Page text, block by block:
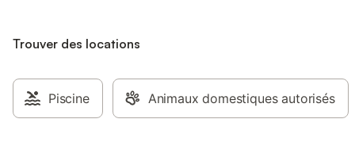
Trouver des locations
Piscine Animaux domestiques autorisés